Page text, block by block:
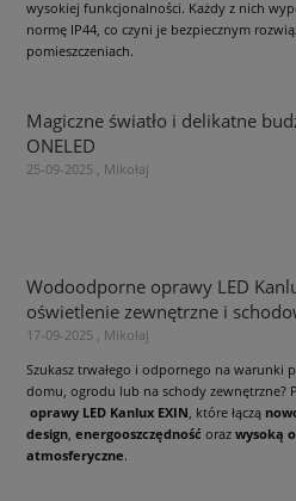
wysokiej funkcjonalności. Każdy z nich
normę IP44, co czyni je bezpiecznym
pomieszczeniach.
Magiczne światło i delikatne
ONELED
25-09-2025 , Mikołaj
Wodoodporne oprawy LED
oświetlenie zewnętrzne i
17-09-2025 , Mikołaj
Szukasz trwałego i odpornego na warunki
domu, ogrodu lub na schody zewnętrzne?
oprawy LED Kanlux EXIN , które łączą
design energooszczędność oraz wysoką
atmosferyczne.